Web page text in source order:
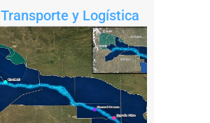
Transporte y Logística